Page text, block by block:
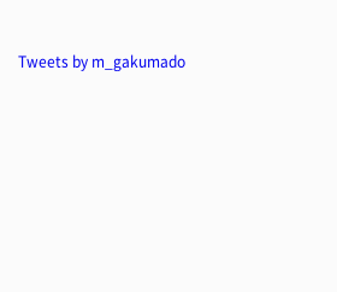
Tweets by m_gakumado